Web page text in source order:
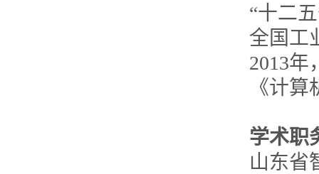
“十二
全国工
2013年
《计
学术职
山东省